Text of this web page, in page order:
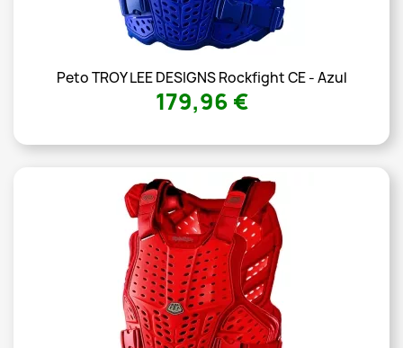
Peto TROY LEE DESIGNS Rockfight CE - Azul
179,96 €